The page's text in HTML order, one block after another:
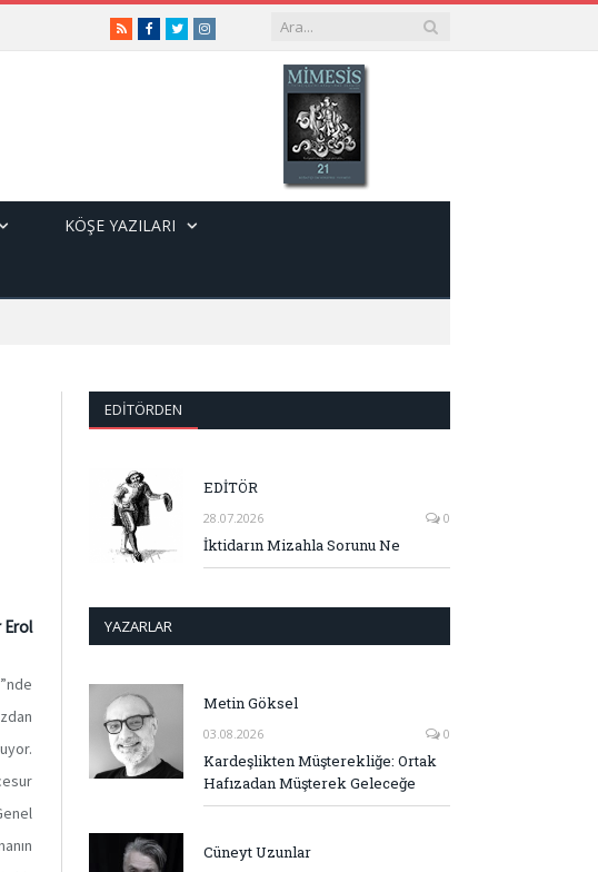
RSSFacebook
TwitterInstagram
KÖŞE YAZILARI
Erol
EDITÖRDEN
EDİTÖR
28.07.2026 0
İktidarın Mizahla Sorunu Ne
YAZARLAR
Metin Göksel
03.08.2026 0
Kardeşlikten Müşterekliğe: Ortak
Hafızadan Müşterek Geleceğe
Cüneyt Uzunlar